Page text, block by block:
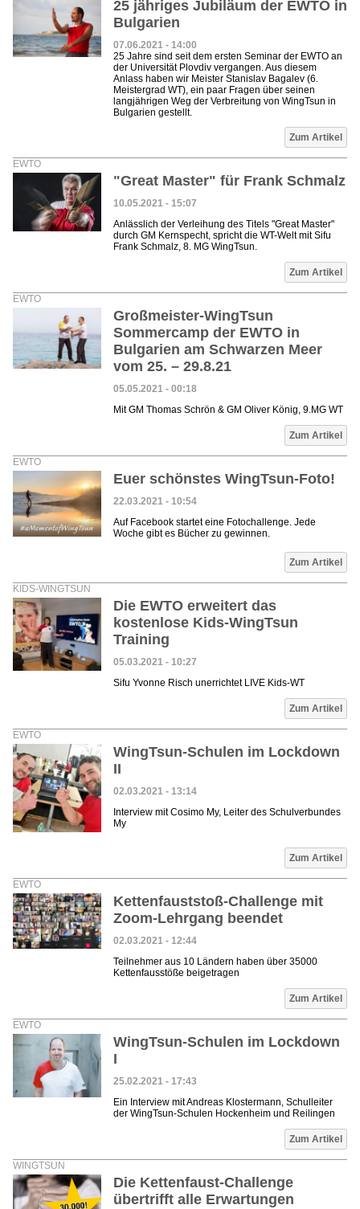
25 jähriges Jubiläum der EWTO in
Bulgarien
07.06.2021 - 14:00
25 Jahre sind seit dem ersten Seminar der EWTO an
der Universität Plovdiv vergangen. Aus diesem
Anlass haben wir Meister Stanislav Bagalev (6.
Meistergrad WT), ein paar Fragen über seinen
langjährigen Weg der Verbreitung von WingTsun in
Bulgarien gestellt.
Zum Artikel
EWTO
"Great Master" für Frank Schmalz
10.05.2021 - 15:07
Anlässlich der Verleihung des Titels "Great Master"
durch GM Kernspecht, spricht die WT-Welt mit Sifu
Frank Schmalz, 8. MG WingTsun.
Zum Artikel
EWTO
Großmeister-WingTsun
Sommercamp der EWTO in
Bulgarien am Schwarzen Meer
vom 25. – 29.8.21
05.05.2021 - 00:18
Mit GM Thomas Schrön & GM Oliver König, 9.MG WT
Zum Artikel
EWTO
Euer schönstes WingTsun-Foto!
22.03.2021 - 10:54
Auf Facebook startet eine Fotochallenge. Jede
Woche gibt es Bücher zu gewinnen.
Zum Artikel
KIDS-WINGTSUN
Die EWTO erweitert das
kostenlose Kids-WingTsun
Training
05.03.2021 - 10:27
Sifu Yvonne Risch unerrichtet LIVE Kids-WT
Zum Artikel
EWTO
WingTsun-Schulen im Lockdown
II
02.03.2021 - 13:14
Interview mit Cosimo My, Leiter des Schulverbundes
My
Zum Artikel
EWTO
Kettenfauststoß-Challenge mit
Zoom-Lehrgang beendet
02.03.2021 - 12:44
Teilnehmer aus 10 Ländern haben über 35000
Kettenfausstöße beigetragen
Zum Artikel
EWTO
WingTsun-Schulen im Lockdown
I
25.02.2021 - 17:43
Ein Interview mit Andreas Klostermann, Schulleiter
der WingTsun-Schulen Hockenheim und Reilingen
Zum Artikel
WINGTSUN
Die Kettenfaust-Challenge
übertrifft alle Erwartungen